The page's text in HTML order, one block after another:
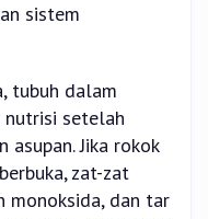
sistem
tubuh dalam
nutrisi setelah
Jika rokok
zat-zat
monoksida, dan tar